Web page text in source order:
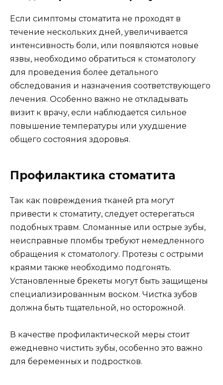
Если симптомы стоматита не проходят в
течение нескольких дней, увеличивается
интенсивность боли, или появляются новые
язвы, необходимо обратиться к стоматологу
для проведения более детального
обследования и назначения соответствующего
лечения. Особенно важно не откладывать
визит к врачу, если наблюдается сильное
повышение температуры или ухудшение
общего состояния здоровья.
Профилактика стоматита
Так как повреждения тканей рта могут
привести к стоматиту, следует остерегаться
подобных травм. Сломанные или острые зубы,
неисправные пломбы требуют немедленного
обращения к стоматологу. Протезы с острыми
краями также необходимо подгонять.
Установленные брекеты могут быть защищены
специализированным воском. Чистка зубов
должна быть тщательной, но осторожной.
В качестве профилактической меры стоит
ежедневно чистить зубы, особенно это важно
для беременных и подростков.